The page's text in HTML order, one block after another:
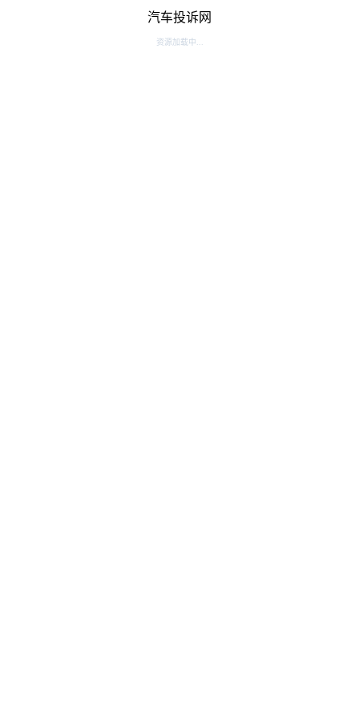
汽车投诉网
资源加载中...